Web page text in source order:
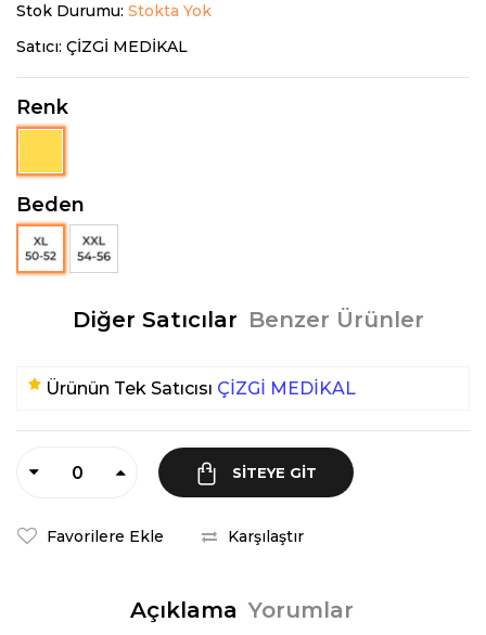
Stok Durumu: Stokta Yok
Satıcı: ÇİZGİ MEDİKAL
Renk
Beden
Diğer Satıcılar Benzer Ürünler
Ürünün Tek Satıcısı ÇİZGİ MEDİKAL
SITEYE GIT
Favorilere Ekle Karşılaştır
Açıklama Yorumlar